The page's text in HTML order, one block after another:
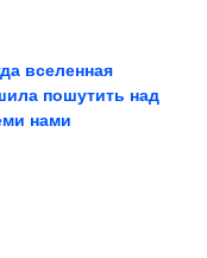
вышли замуж
вселенная
пошутить над
нами